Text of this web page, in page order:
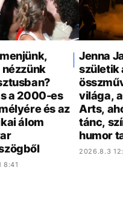
a 2000-es
és az
álom
8:41
Jenna
születik
világa,
Arts,
tánc,
humor
2026.8.3